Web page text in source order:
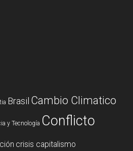
Brasil Cambio Climatico
y Tecnología Conflicto
crisis capitalismo